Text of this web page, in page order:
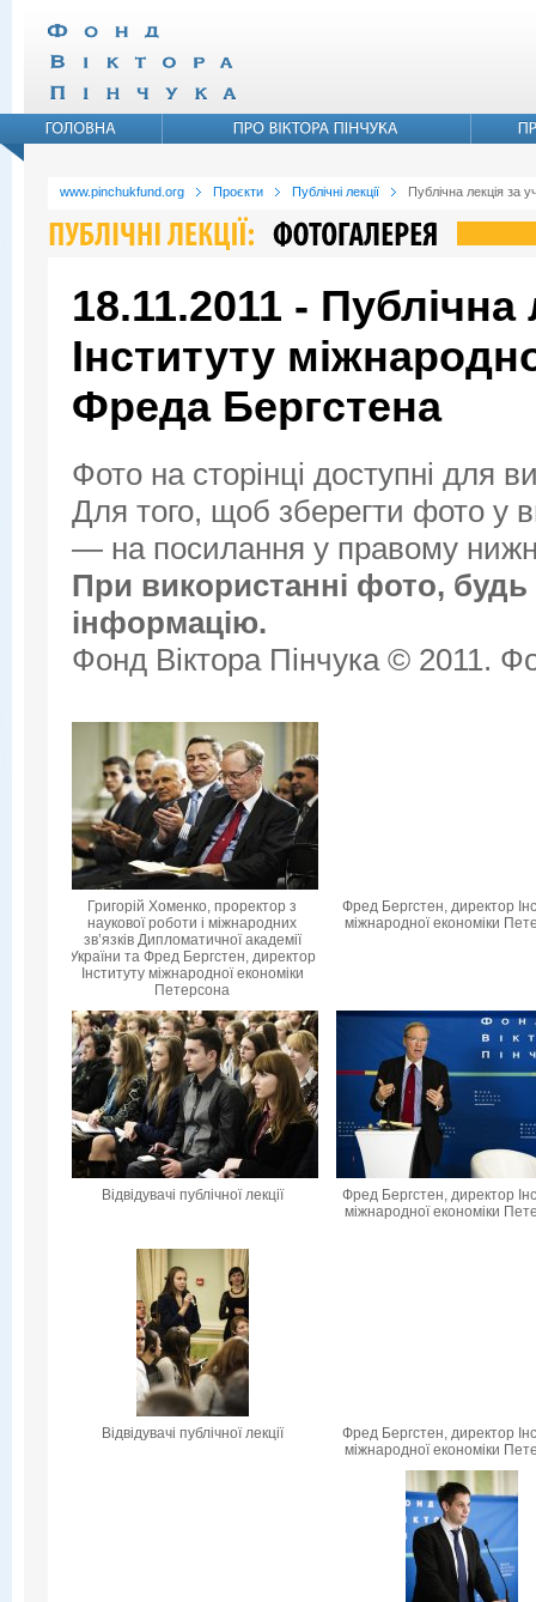
www.pinchukfund.org Проєкти Публічні лекції Публічна лекція за
18.11.2011 - Публічна
Інституту
Фреда Бергстена
Фото на сторінці доступні для
Для того, щоб зберегти фото у
— на посилання у правому
При використанні фото, будь
інформацію.
Фонд Віктора Пінчука © 2011.
Григорій Хоменко, проректор з
наукової роботи і міжнародних
зв’язків Дипломатичної академії
України та Фред Бергстен, директор
Інституту міжнародної економіки
Петерсона
Фред Бергстен, директор
міжнародної економіки
Відвідувачі публічної лекції
Фред Бергстен, директор
міжнародної економіки
Відвідувачі публічної лекції
Фред Бергстен, директор
міжнародної економіки